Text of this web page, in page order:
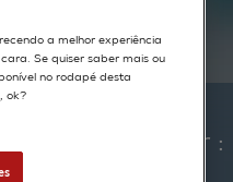
Procurar por :
a melhor experiência
Se quiser saber mais ou
no rodapé desta
ok?